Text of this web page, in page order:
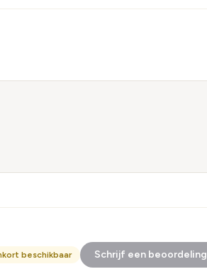
beschikbaar Schrijf een beoordeling